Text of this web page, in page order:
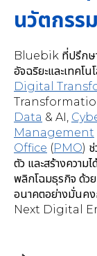
นวัตกรร
Bluebik ที่ปรึกษา
อัจฉริยะและเทคโน
Digital
Data & AI,
Management
Office (PMO)
ตัว และสร้างความ
พลิกโฉมธุรกิจ ด้ว
อนาคตอย่างมั่น
Next Digital